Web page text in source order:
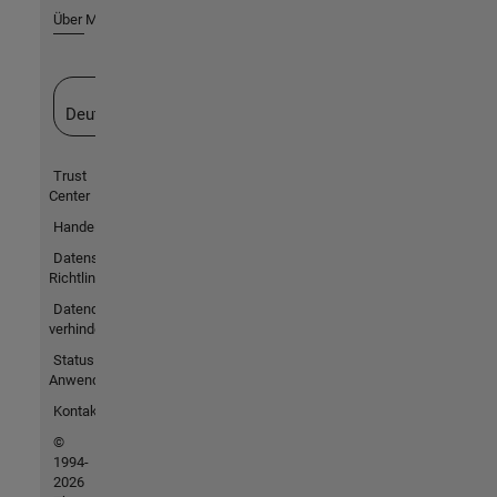
Über MathWorks
Deutschland
Trust
Center
Handelsmarken
Datenschutz-
Richtlinien
Datendiebstahl
verhindern
Status von
Anwendungen
Kontakt
©
1994-
2026